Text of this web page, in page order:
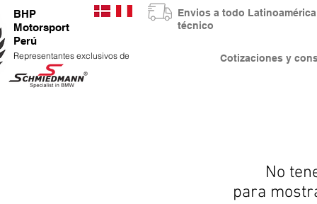
BHP
Motorsport
Perú
Representantes exclusivos de Cotizaciones y
Envios a todo
técnico
No
para